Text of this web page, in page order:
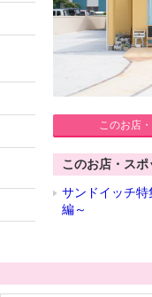
このお店
このお店・ス
サンドイッチ特
編～